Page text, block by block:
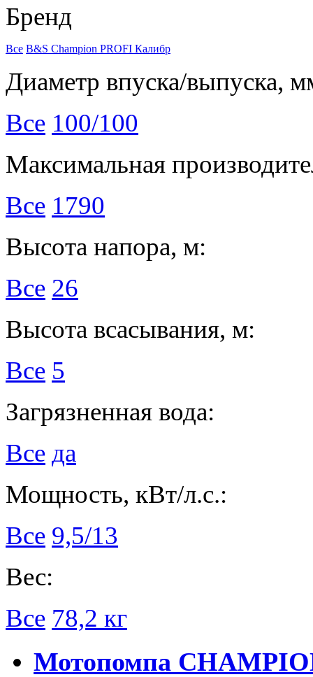
Бренд
Все B&S Champion PROFI Калибр
Диаметр впуска/выпуска,
Все 100/100
Максимальная
Все 1790
Высота напора, м:
Все 26
Высота всасывания, м:
Все 5
Загрязненная вода:
Все да
Мощность, кВт/л.с.:
Все 9,5/13
Вес:
Все 78,2 кг
Мотопомпа